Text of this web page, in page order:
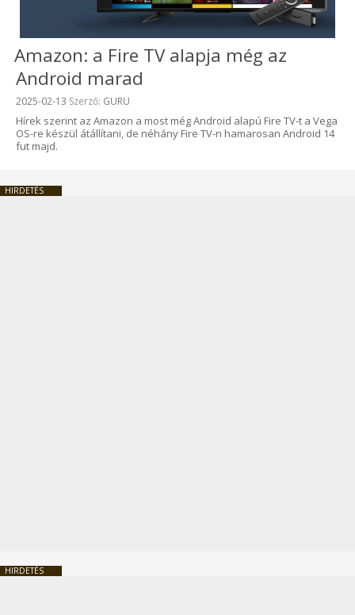
Amazon: a Fire TV alapja még az
Android marad
Beküldve:
2025-02-13 Szerző: GURU
Hírek szerint az Amazon a most még Android alapú Fire TV-t a Vega
OS-re készül átállítani, de néhány Fire TV-n hamarosan Android 14
fut majd.
HIRDETÉS
HIRDETÉS